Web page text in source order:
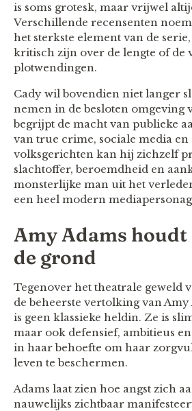
is soms grotesk, maar vrijwel
Verschillende recensenten
het sterkste element van de
kritisch zijn over de lengte of de
plotwendingen.
Cady wil bovendien niet langer
nemen in de besloten omgeving
begrijpt de macht van publieke
van true crime, sociale media
volksgerichten kan hij zichzelf
slachtoffer, beroemdheid en
monsterlijke man uit het
een heel modern
Amy Adams houdt
de grond
Tegenover het theatrale geweld
de beheerste vertolking van Amy
is geen klassieke heldin. Ze is
maar ook defensief, ambitieus
in haar behoefte om haar
leven te beschermen.
Adams laat zien hoe angst zich
nauwelijks zichtbaar